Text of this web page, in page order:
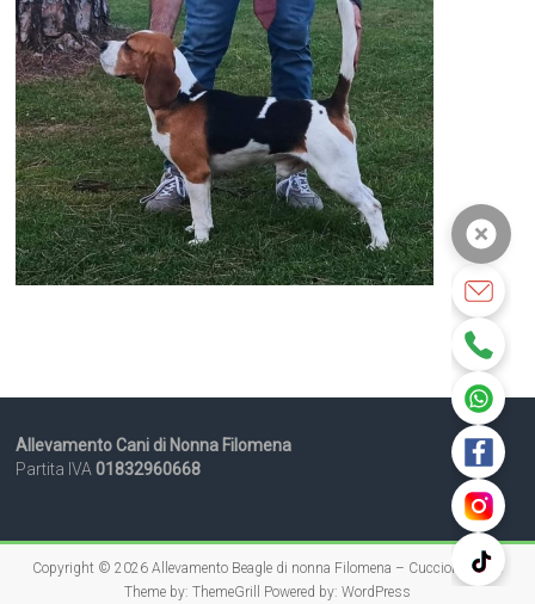
Allevamento Cani di Nonna Filomena
Partita IVA01832960668
Copyright © 2026 Allevamento Beagle di nonna Filomena – Cuccioli Beagle
Theme by: ThemeGrill Powered by: WordPress